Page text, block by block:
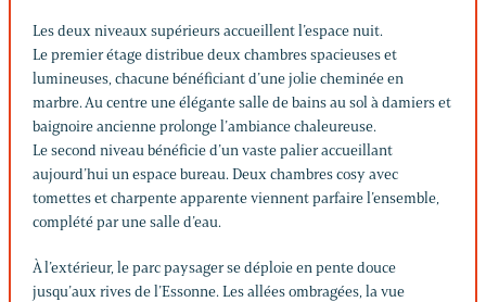
Les deux niveaux supérieurs accueillent l’espace nuit.
Le premier étage distribue deux chambres spacieuses et
lumineuses, chacune bénéficiant d’une jolie cheminée en
marbre. Au centre une élégante salle de bains au sol à damiers et
baignoire ancienne prolonge l’ambiance chaleureuse.
Le second niveau bénéficie d’un vaste palier accueillant
aujourd’hui un espace bureau. Deux chambres cosy avec
tomettes et charpente apparente viennent parfaire l’ensemble,
complété par une salle d’eau.
À l’extérieur, le parc paysager se déploie en pente douce
jusqu’aux rives de l’Essonne. Les allées ombragées, la vue